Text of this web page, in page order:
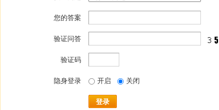
您的答案
验证问答
验证码
隐身登录 开启 关闭
登录